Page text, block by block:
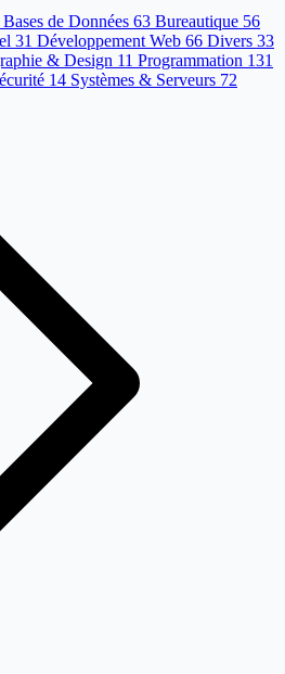
Bases de Données 63 Bureautique 56
31 Développement Web 66 Divers 33
& Design 11 Programmation 131
14 Systèmes & Serveurs 72